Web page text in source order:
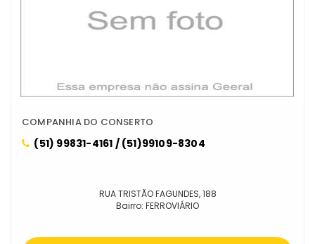
COMPANHIA DO CONSERTO
(51) 99831-4161 / (51)99109-8304
RUA TRISTÃO FAGUNDES, 188
Bairro: FERROVIÁRIO